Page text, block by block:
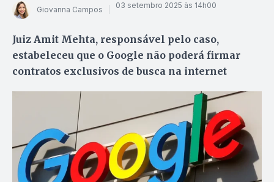
Giovanna Campos 03 setembro 2025 às 14h00
Juiz Amit Mehta, responsável pelo caso,
estabeleceu que o Google não poderá firmar
contratos exclusivos de busca na internet